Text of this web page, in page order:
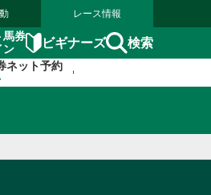
レース情報
馬券
ン
ビギナーズ 検索
ネット予約